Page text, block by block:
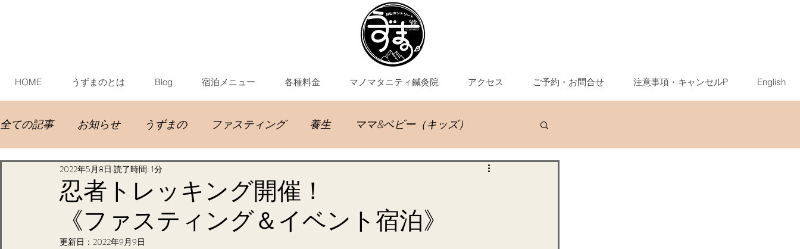
HOME うずまのとは Blog 宿泊メニュー 各種料金 マノマタニティ鍼灸院 アクセス ご予約・お問合せ 注意事項・キャンセルP English
全ての記事 お知らせ うずまの ファスティング 養生 ママ&ベビー（キッズ）
イベント宿泊 お客様
忍者トレッキング開催！
《ファスティング＆イベント宿泊》
2022年5月8日 読了時間: 1分
更新日： 2022年9月9日